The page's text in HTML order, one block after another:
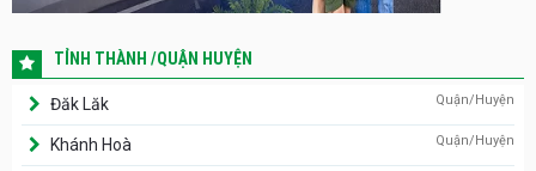
TỈNH THÀNH /QUẬN HUYỆN
Đăk Lăk Quận/Huyện
Khánh Hoà Quận/Huyện